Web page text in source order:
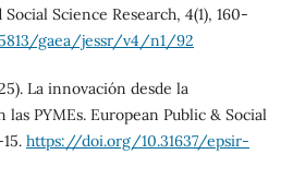
Science Research, 4(1), 160-
gaea/jessr/v4/n1/92
La innovación desde la
PYMEs. European Public & Social
https://doi.org/10.31637/epsir-